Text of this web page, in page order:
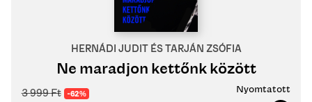
HERNÁDI JUDIT ÉS TARJÁN ZSÓFIA
Ne maradjon kettőnk között
3 999Ft -62% Nyomtatott